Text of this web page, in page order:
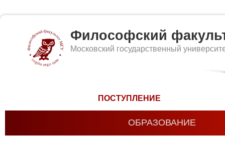
Философский
Московский государственный
ПОСТУПЛЕНИЕ
ОБРАЗОВАНИЕ